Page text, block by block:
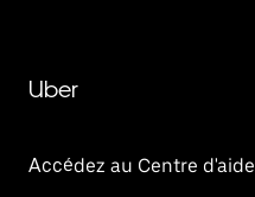
Uber
Accédez au Centre d'aide